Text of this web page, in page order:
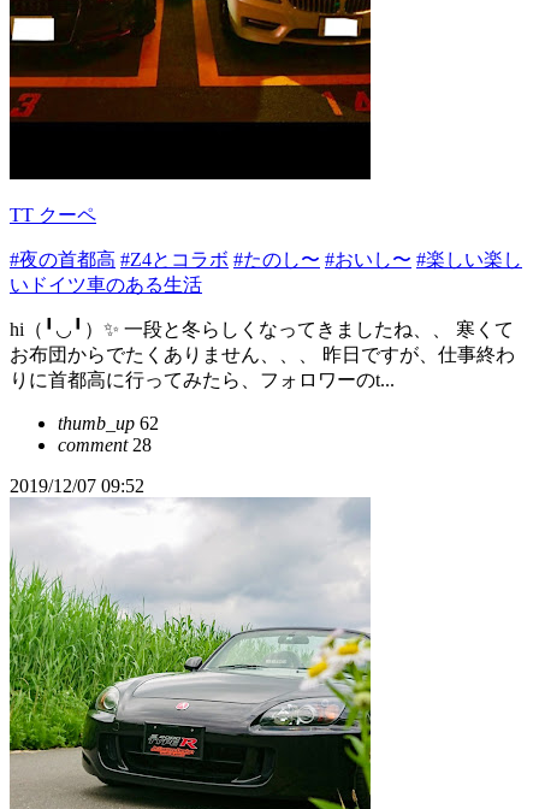
TT クーペ
#夜の首都高 #Z4とコラボ #たのし〜 #おいし〜 #楽しい楽し
いドイツ車のある生活
hi（╹◡╹）✨ 一段と冬らしくなってきましたね、、 寒くて
お布団からでたくありません、、、 昨日ですが、仕事終わ
りに首都高に行ってみたら、フォロワーのt...
thumb_up 62
comment28
2019/12/07 09:52